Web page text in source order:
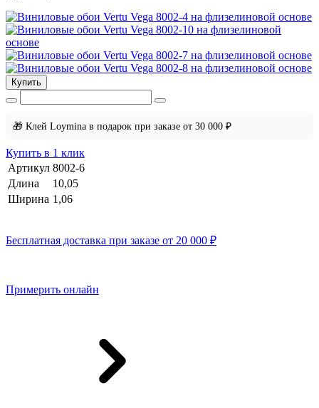
Купить
🎁 Клей Loymina в подарок при заказе от 30 000 ₽
Купить в 1 клик
Артикул 8002-6
Длина
10,05
Ширина 1,06
Бесплатная доставка при заказе от 20 000 ₽
Примерить онлайн